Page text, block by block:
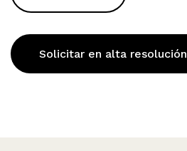
Solicitar en alta resolución